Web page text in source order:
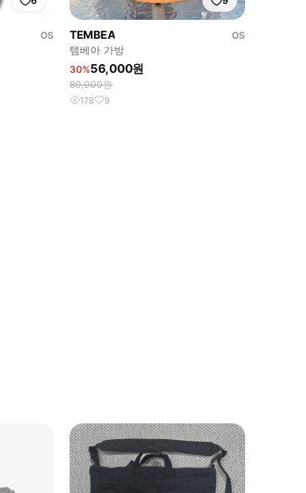
OS
TEMBEA
OS
템베아 가방
30%56,000원
80,000원
178 9